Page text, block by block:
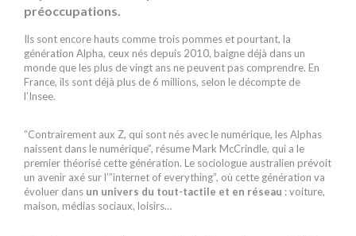
préoccupations.
Ils sont encore hauts comme trois pommes et pourtant, la
génération Alpha, ceux nés depuis 2010, baigne déjà dans un
monde que les plus de vingt ans ne peuvent pas comprendre. En
France, ils sont déjà plus de 6 millions, selon le décompte de
l’Insee.
“Contrairement aux Z, qui sont nés avec le numérique, les Alphas
naissent dans le numérique”, résume Mark McCrindle, qui a le
premier théorisé cette génération. Le sociologue australien prévoit
un avenir axé sur l’”internet of everything”, où cette génération va
évoluer dans un univers du tout-tactile et en réseau : voiture,
maison, médias sociaux, loisirs…